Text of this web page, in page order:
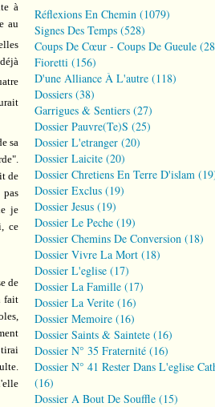
à
au
sa
de
je
ce
de
fait
Réflexions En Chemin (1079)
Signes Des Temps (528)
Coups De Cœur - Coups De Gueule
Fioretti (156)
D'une Alliance À L'autre (118)
Dossiers (38)
Garrigues & Sentiers (27)
Dossier Pauvre(te)s (25)
Dossier L'etranger (20)
Dossier Laicite (20)
Dossier Chretiens En Terre D'islam
Dossier Exclus (19)
Dossier Jesus (19)
Dossier Le Peche (19)
Dossier Chemins De Conversion (18)
Dossier Vivre La Mort (18)
Dossier L'eglise (17)
Dossier La Famille (17)
Dossier La Verite (16)
Dossier Memoire (16)
Dossier Saints & Saintete (16)
Dossier N° 35 Fraternité (16)
Dossier N° 41 Rester Dans L'eglise
(16)
Dossier A Bout De Souffle (15)